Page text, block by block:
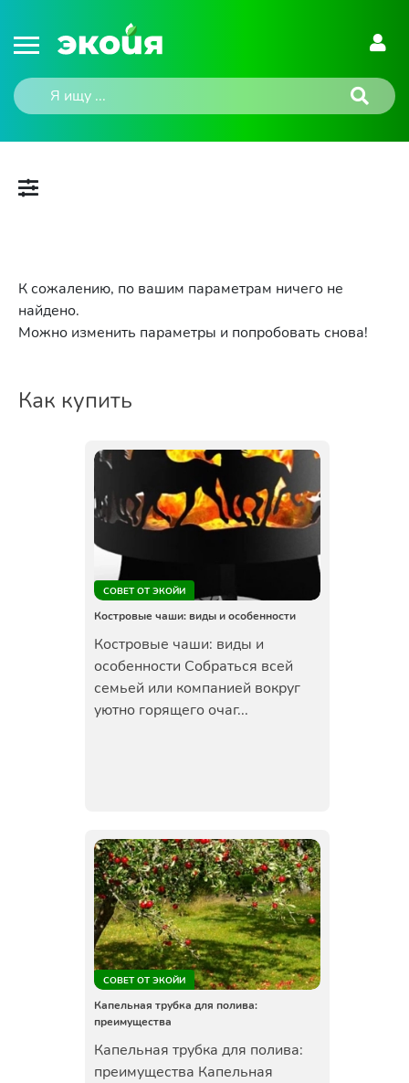
К сожалению, по вашим параметрам ничего не
найдено.
Можно изменить параметры и попробовать снова!
Как купить
СОВЕТ ОТ ЭКОЙИ
Костровые чаши: виды и особенности
Костровые чаши: виды и
особенности Собраться всей
семьей или компанией вокруг
уютно горящего очаг...
СОВЕТ ОТ ЭКОЙИ
Капельная трубка для полива:
преимущества
Капельная трубка для полива:
преимущества Капельная